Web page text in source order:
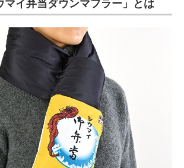
マイ弁当ダウンマフラー」とは